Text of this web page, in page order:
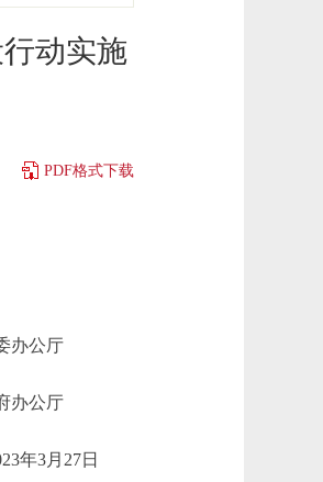
动实施
PDF格式下载
委办公厅
政府办公厅
年3月27日